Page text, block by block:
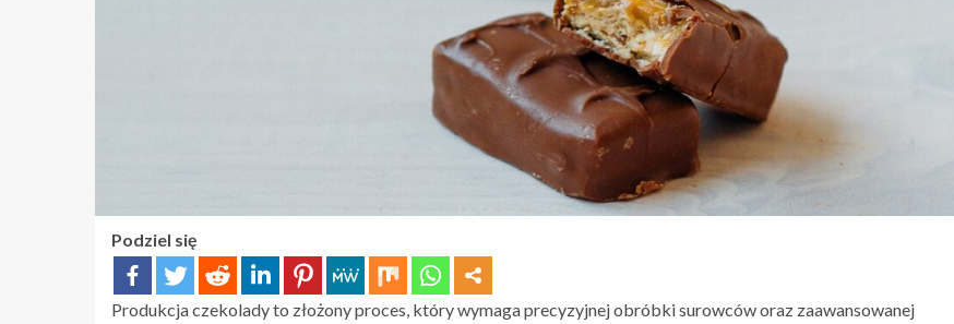
Podziel się
Produkcja czekolady to złożony proces, który wymaga precyzyjnej obróbki surowców oraz zaawansowanej